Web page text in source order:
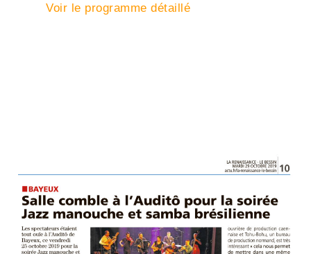
Voir le programme détaillé